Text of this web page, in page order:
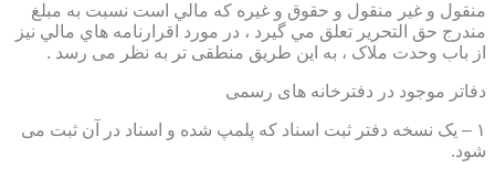
منقول و غير منقول و حقوق و غيره كه مالي است نسبت به مبلغ
مندرج حق التحرير تعلق مي گيرد ، در مورد اقرارنامه هاي مالي نيز
از باب وحدت ملاک ، به این طریق منطقی تر به نظر می رسد .
دفاتر موجود در دفترخانه های رسمی
۱ – یک نسخه دفتر ثبت اسناد که پلمپ شده و اسناد در آن ثبت می
شود.